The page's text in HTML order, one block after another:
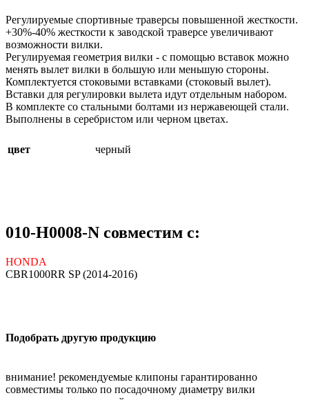
Регулируемые спортивные траверсы повышенной жесткости.
+30%-40% жесткости к заводской траверсе увеличивают
возможности вилки.
Регулируемая геометрия вилки - с помощью вставок можно
менять вылет вилки в большую или меньшую стороны.
Комплектуется стоковыми вставками (стоковый вылет).
Вставки для регулировки вылета идут отдельным набором.
В комплекте со стальными болтами из нержавеющей стали.
Выполнены в серебристом или черном цветах.
цвет черный
010-H0008-N совместим с:
HONDA
CBR1000RR SP (2014-2016)
Подобрать другую продукцию
внимание! рекомендуемые клипоны гарантированно
совместимы только по посадочному диаметру вилки